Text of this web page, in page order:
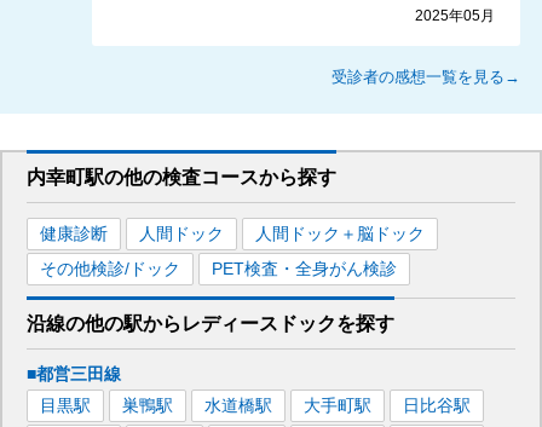
2025年05月
受診者の感想一覧を見る→
内幸町駅の他の検査コースから探す
健康診断 人間ドック
人間ドック＋脳ドック
その他検診/ドック
PET検査・全身がん検診
沿線の他の駅から レディースドックを探す
■都営三田線
目黒駅 巣鴨駅 水道橋駅 大手町駅 日比谷駅